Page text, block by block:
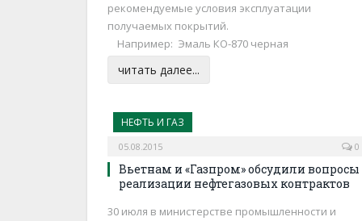
рекомендуемые условия эксплуатации
получаемых покрытий.
Например: Эмаль КО-870 черная
читать далее...
НЕФТЬ И ГАЗ
05.08.2015 0
Вьетнам и «Газпром» обсудили вопросы
реализации нефтегазовых контрактов
30 июля в министерстве промышленности и